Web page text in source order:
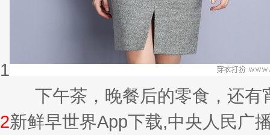
1
下午茶，晚餐后的零食，还有
2新鲜早世界App下载,中央人民广